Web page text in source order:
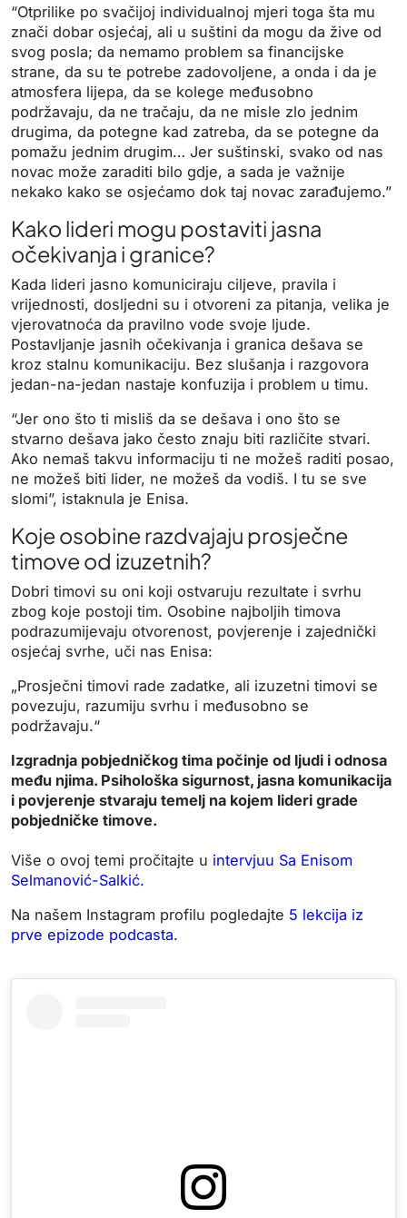
“Otprilike po svačijoj individualnoj mjeri toga šta mu
znači dobar osjećaj, ali u suštini da mogu da žive od
svog posla; da nemamo problem sa financijske
strane, da su te potrebe zadovoljene, a onda i da je
atmosfera lijepa, da se kolege međusobno
podržavaju, da ne tračaju, da ne misle zlo jednim
drugima, da potegne kad zatreba, da se potegne da
pomažu jednim drugim… Jer suštinski, svako od nas
novac može zaraditi bilo gdje, a sada je važnije
nekako kako se osjećamo dok taj novac zarađujemo.”
Kako lideri mogu postaviti jasna
očekivanja i granice?
Kada lideri jasno komuniciraju ciljeve, pravila i
vrijednosti, dosljedni su i otvoreni za pitanja, velika je
vjerovatnoća da pravilno vode svoje ljude.
Postavljanje jasnih očekivanja i granica dešava se
kroz stalnu komunikaciju. Bez slušanja i razgovora
jedan-na-jedan nastaje konfuzija i problem u timu.
“Jer ono što ti misliš da se dešava i ono što se
stvarno dešava jako često znaju biti različite stvari.
Ako nemaš takvu informaciju ti ne možeš raditi posao,
ne možeš biti lider, ne možeš da vodiš. I tu se sve
slomi”, istaknula je Enisa.
Koje osobine razdvajaju prosječne
timove od izuzetnih?
Dobri timovi su oni koji ostvaruju rezultate i svrhu
zbog koje postoji tim. Osobine najboljih timova
podrazumijevaju otvorenost, povjerenje i zajednički
osjećaj svrhe, uči nas Enisa:
„Prosječni timovi rade zadatke, ali izuzetni timovi se
povezuju, razumiju svrhu i međusobno se
podržavaju.“
Izgradnja pobjedničkog tima počinje od ljudi i odnosa
među njima. Psihološka sigurnost, jasna komunikacija
i povjerenje stvaraju temelj na kojem lideri grade
pobjedničke timove.
Više o ovoj temi pročitajte u intervjuu Sa Enisom
Selmanović-Salkić.
Na našem Instagram profilu pogledajte 5 lekcija iz
prve epizode podcasta.